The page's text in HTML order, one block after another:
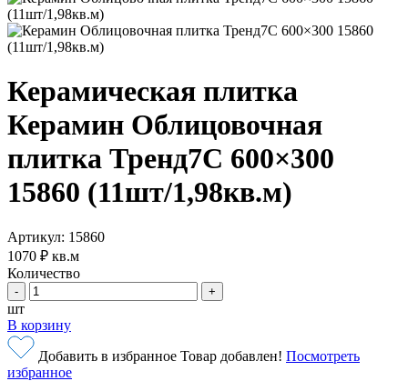
Керамическая плитка
Керамин Облицовочная
плитка Тренд7С 600×300
15860 (11шт/1,98кв.м)
Артикул: 15860
1070 ₽ кв.м
Количество
- +
шт
В корзину
Добавить в избранное Товар добавлен! Посмотреть
избранное